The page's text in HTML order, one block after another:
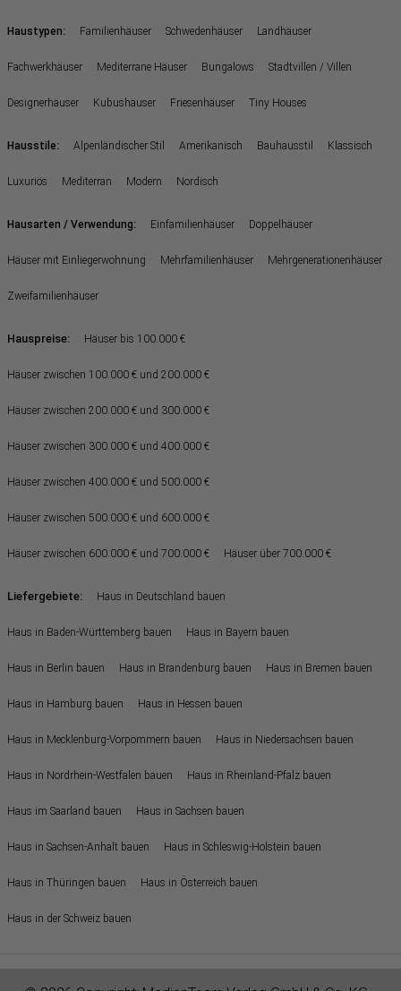
Haustypen: Familienhäuser Schwedenhäuser Landhäuser
Fachwerkhäuser Mediterrane Häuser Bungalows Stadtvillen / Villen
Designerhäuser Kubushäuser Friesenhäuser Tiny Houses
Hausstile: Alpenländischer Stil Amerikanisch Bauhausstil Klassisch
Luxuriös Mediterran Modern Nordisch
Hausarten / Verwendung: Einfamilienhäuser Doppelhäuser
Häuser mit Einliegerwohnung Mehrfamilienhäuser Mehrgenerationenhäuser
Zweifamilienhäuser
Hauspreise: Häuser bis 100.000 €
Häuser zwischen 100.000 € und 200.000 €
Häuser zwischen 200.000 € und 300.000 €
Häuser zwischen 300.000 € und 400.000 €
Häuser zwischen 400.000 € und 500.000 €
Häuser zwischen 500.000 € und 600.000 €
Häuser zwischen 600.000 € und 700.000 € Häuser über 700.000 €
Liefergebiete: Haus in Deutschland bauen
Haus in Baden-Württemberg bauen Haus in Bayern bauen
Haus in Berlin bauen Haus in Brandenburg bauen Haus in Bremen bauen
Haus in Hamburg bauen Haus in Hessen bauen
Haus in Mecklenburg-Vorpommern bauen Haus in Niedersachsen bauen
Haus in Nordrhein-Westfalen bauen Haus in Rheinland-Pfalz bauen
Haus im Saarland bauen Haus in Sachsen bauen
Haus in Sachsen-Anhalt bauen Haus in Schleswig-Holstein bauen
Haus in Thüringen bauen Haus in Österreich bauen
Haus in der Schweiz bauen